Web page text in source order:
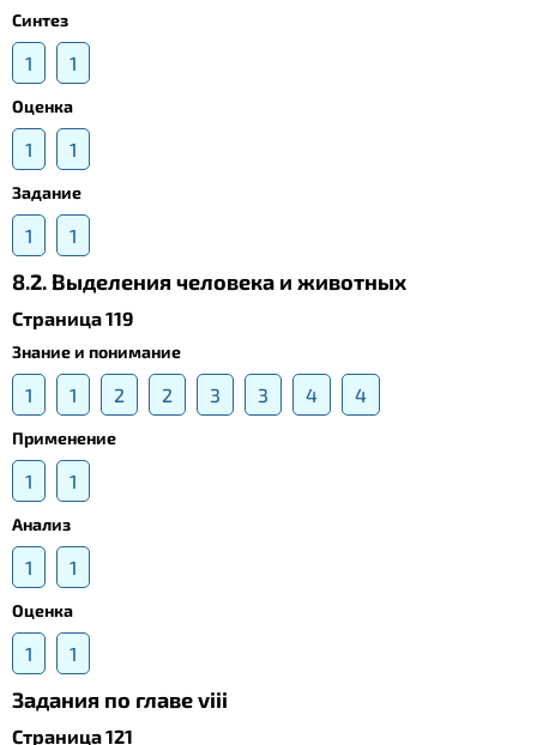
Синтез
1 1
Оценка
1 1
Задание
1 1
8.2. Выделения человека и животных
Страница 119
Знание и понимание
1 1 2 2 3 3 4 4
Применение
1 1
Анализ
1 1
Оценка
1 1
Задания по главе viii
Страница 121